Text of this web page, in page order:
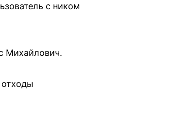
с ником
Михайлович.
отходы